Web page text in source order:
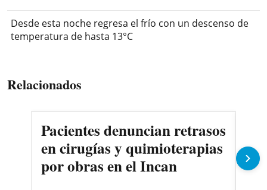
Desde esta noche regresa el frío con un descenso de
temperatura de hasta 13°C
Relacionados
Pacientes denuncian retrasos
en cirugías y quimioterapias
por obras en el Incan